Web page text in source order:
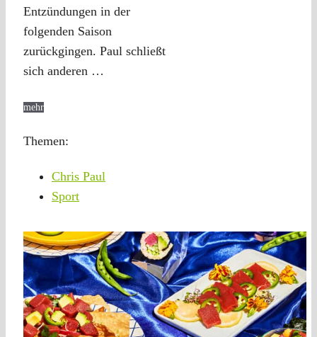
Entzündungen in der
folgenden Saison
zurückgingen. Paul schließt
sich anderen …
mehr
Themen:
Chris Paul
Sport